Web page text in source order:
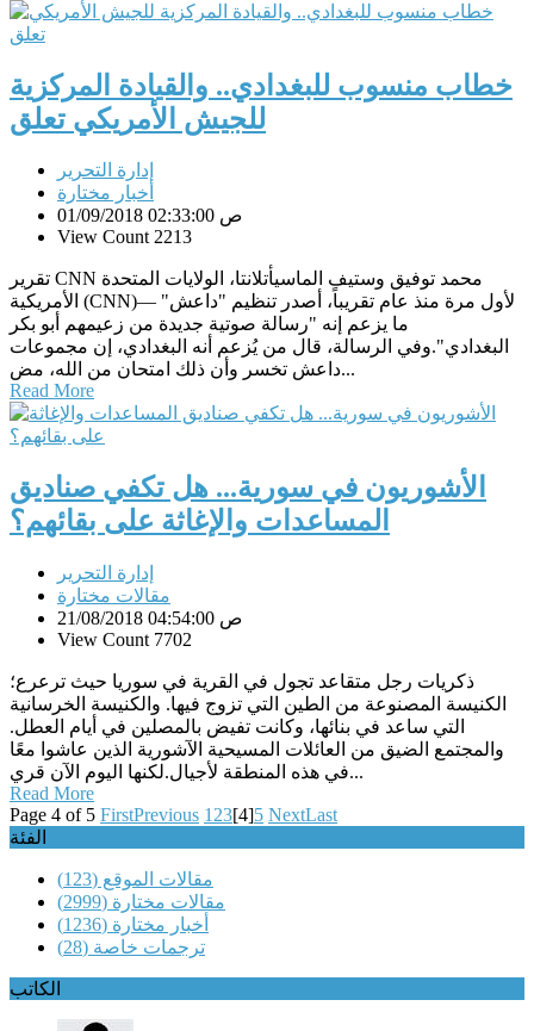
خطاب منسوب للبغدادي.. والقيادة المركزية
للجيش الأمريكي تعلق
إدارة التحرير
أخبار مختارة
01/09/2018 02:33:00 ص
View Count 2213
تقرير CNN محمد توفيق وستيف الماسيأتلانتا، الولايات المتحدة
الأمريكية (CNN)— لأول مرة منذ عام تقريباً، أصدر تنظيم "داعش"
ما يزعم إنه "رسالة صوتية جديدة من زعيمهم أبو بكر
البغدادي".وفي الرسالة، قال من يُزعم أنه البغدادي، إن مجموعات
داعش تخسر وأن ذلك امتحان من الله، مض...
Read More
الأشوريون في سورية... هل تكفي صناديق
المساعدات والإغاثة على بقائهم؟
إدارة التحرير
مقالات مختارة
21/08/2018 04:54:00 ص
View Count 7702
ذكريات رجل متقاعد تجول في القرية في سوريا حيث ترعرع؛
الكنيسة المصنوعة من الطين التي تزوج فيها. والكنيسة الخرسانية
التي ساعد في بنائها، وكانت تفيض بالمصلين في أيام العطل.
والمجتمع الضيق من العائلات المسيحية الآشورية الذين عاشوا معًا
في هذه المنطقة لأجيال.لكنها اليوم الآن قري...
Read More
Page 4 of 5 FirstPrevious 1 23[4]5 NextLast
الفئة
مقالات الموقع (123)
مقالات مختارة (2999)
أخبار مختارة (1236)
ترجمات خاصة (28)
الكاتب